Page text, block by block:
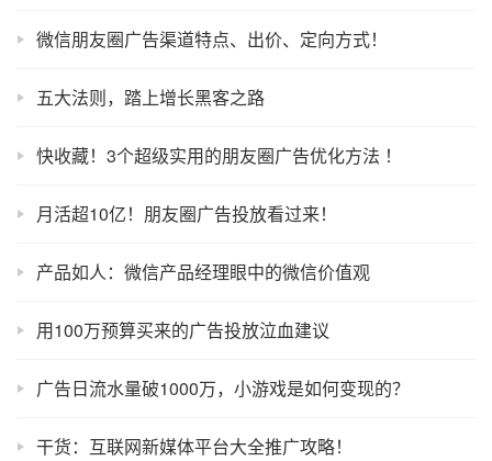
微信朋友圈广告渠道特点、出价、定向方式！
五大法则，踏上增长黑客之路
快收藏！3个超级实用的朋友圈广告优化方法 ！
月活超10亿！朋友圈广告投放看过来！
产品如人：微信产品经理眼中的微信价值观
用100万预算买来的广告投放泣血建议
广告日流水量破1000万，小游戏是如何变现的？
干货：互联网新媒体平台大全推广攻略！